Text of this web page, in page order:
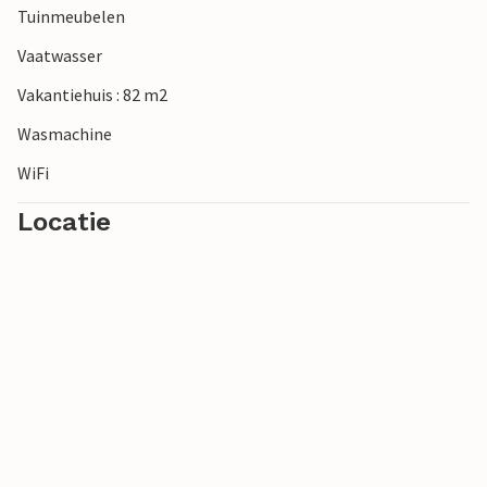
Tuinmeubelen
Vaatwasser
Vakantiehuis : 82 m2
Wasmachine
WiFi
Locatie